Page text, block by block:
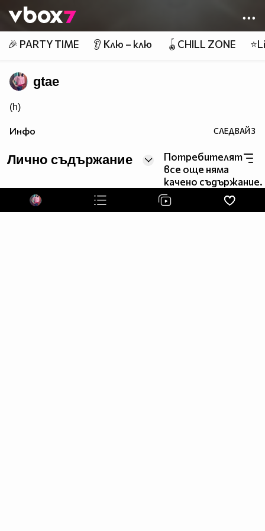
👾
🎉 PARTY TIME 👂 Клю – клю 🪀CHILL ZONE
gtae
(h)
Инфо СЛЕДВАЙ3
Лично съдържание
Потребителят
все още няма
качено съдържание.